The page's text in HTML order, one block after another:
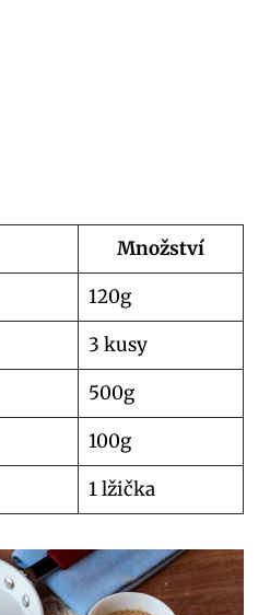
Množství
120g
3 kusy
500g
100g
1 lžička